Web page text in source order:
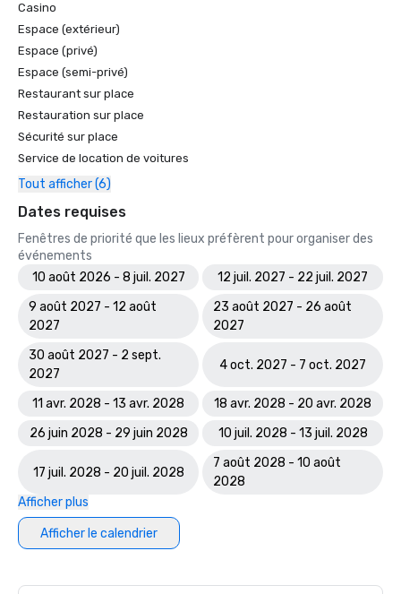
Casino
Espace (extérieur)
Espace (privé)
Espace (semi-privé)
Restaurant sur place
Restauration sur place
Sécurité sur place
Service de location de voitures
Tout afficher (6)
Dates requises
Fenêtres de priorité que les lieux préfèrent pour organiser des
événements
10 août 2026 - 8 juil. 2027
12 juil. 2027 - 22 juil. 2027
9 août 2027 - 12 août
2027
23 août 2027 - 26 août
2027
30 août 2027 - 2 sept.
2027
4 oct. 2027 - 7 oct. 2027
11 avr. 2028 - 13 avr. 2028
18 avr. 2028 - 20 avr. 2028
26 juin 2028 - 29 juin 2028
10 juil. 2028 - 13 juil. 2028
17 juil. 2028 - 20 juil. 2028
7 août 2028 - 10 août
2028
Afficher plus
Afficher le calendrier